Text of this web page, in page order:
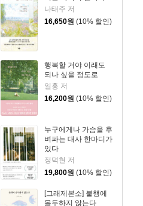
나태주 저
16,650원 (10% 할인)
행복할 거야 이래도
되나 싶을 정도로
일홍 저
16,200원 (10% 할인)
누구에게나 가슴을 후
벼파는 대사 한마디가
있다
정덕현 저
19,800원 (10% 할인)
[그래제본소] 불행에
몰두하지 않는다